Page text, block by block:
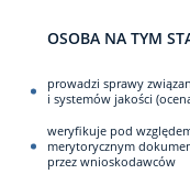
OSOBA NA TYM
prowadzi sprawy
i systemów jakości
weryfikuje pod
merytorycznym
przez wnioskodawców